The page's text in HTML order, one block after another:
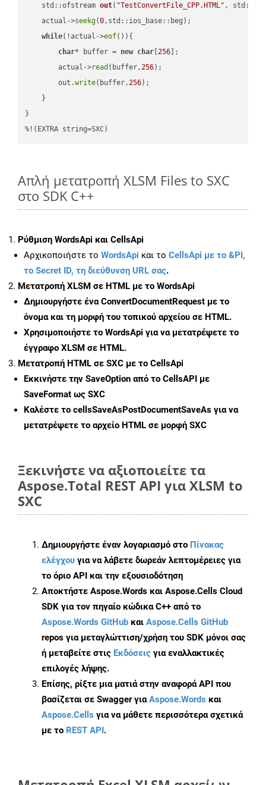
std::ofstream out( "TestConvertFile_CPP.HTML" ,
    actual->
seekg(0,std::ios_base::beg);
while(!actual->eof()){
char* buffer = new char [256 ];
        actual->
read (buffer,256);
        out.
write(buffer,256);
    }
}
%!(EXTRA string=SXC)
Απλή μετατροπή XLSM Files to SXC
στο SDK C++
Ρύθμιση WordsApi και CellsApi
Αρχικοποιήστε το WordsApi και το CellsApi με το &PI,
το Secret ID, τη διεύθυνση URL σας.
Μετατροπή XLSM σε HTML με το WordsApi
Δημιουργήστε έναConvertDocumentRequest με το
όνομα και τη μορφή του τοπικού αρχείου σε HTML.
Χρησιμοποιήστε το WordsApi για να μετατρέψετε το
έγγραφο XLSM σε HTML.
Μετατροπή HTML σε SXC με το CellsApi
Εκκινήστε την SaveOption από το CellsAPI με
SaveFormat ως SXC
Καλέστε το cellsSaveAsPostDocumentSaveAs για να
μετατρέψετε το αρχείο HTML σε μορφή SXC
Ξεκινήστε να αξιοποιείτε τα
Aspose.Total REST API για XLSM to
SXC
Δημιουργήστε έναν λογαριασμό στο Πίνακας
ελέγχου για να λάβετε δωρεάν λεπτομέρειες για
το όριο API και την εξουσιοδότηση
Αποκτήστε Aspose.Words και Aspose.Cells Cloud
SDK για τον πηγαίο κώδικα C++ από το
Aspose.Words GitHub και Aspose.Cells GitHub
repos για μεταγλώττιση/χρήση του SDK μόνοι σας
ή μεταβείτε στις Εκδόσεις για εναλλακτικές
επιλογές λήψης.
Επίσης, ρίξτε μια ματιά στην αναφορά API που
βασίζεται σε Swagger γιαAspose.Words και
Aspose.Cells για να μάθετε περισσότερα σχετικά
με το REST API.